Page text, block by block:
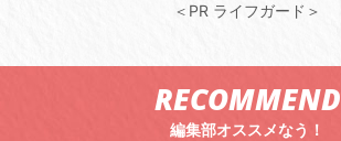
＜PR ライフガード＞
RECOMMEND
編集部オススメなう！